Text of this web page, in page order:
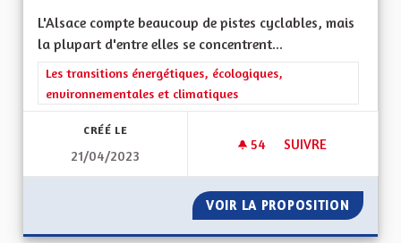
L'Alsace compte beaucoup de pistes cyclables, mais
la plupart d'entre elles se concentrent...
Filtrer les résultats de la catégorie : Les transitions
Les transitions énergétiques, écologiques,
environnementales et climatiques
CRÉÉ LE
21/04/2023
54 54 ABONNÉS
SUIVRE
VOIR LA PROPOSITION